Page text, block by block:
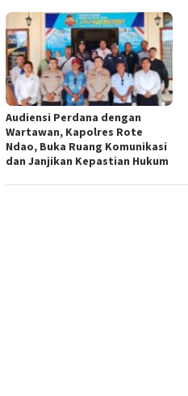
Audiensi Perdana dengan
Wartawan, Kapolres Rote
Ndao, Buka Ruang Komunikasi
dan Janjikan Kepastian Hukum